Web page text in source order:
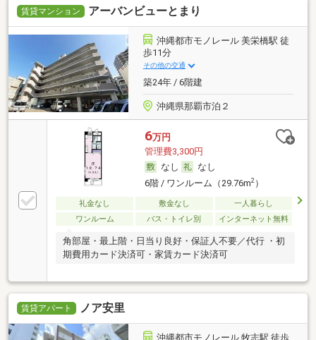
賃貸マンション アーバンビューとまり
沖縄都市モノレール 美栄橋駅 徒
歩11分
その他の交通
築24年 / 6階建
沖縄県那覇市泊２
6万円
管理費3,300円
なし
なし
6階 / ワンルーム（29.76m2）
礼金なし 敷金なし
一人暮らし
ワンルーム
バス・トイレ別 インターネット無料
角部屋・最上階・日当り良好・保証人不要／代行 ・初
期費用カード決済可・家賃カード決済可
賃貸アパート ノア安里
沖縄都市モノレール 牧志駅 徒歩